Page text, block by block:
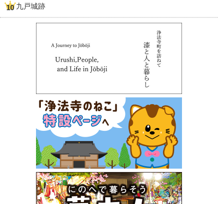
九戸城跡